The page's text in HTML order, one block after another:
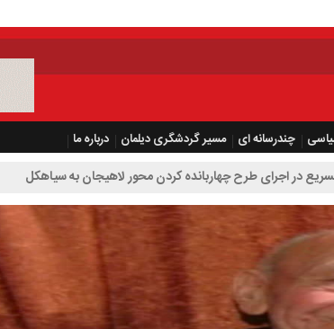
چندرسانه ای مسیر گردشگری دیلمان
درباره ما
چهاربانده کردن محور لاهیجان به سیاهکل